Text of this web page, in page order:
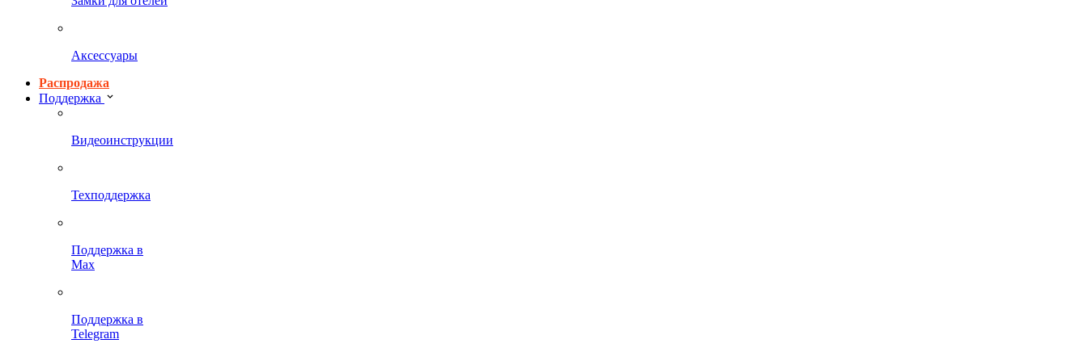
Аксессуары
Распродажа
Поддержка
Видеоинструкции
Техподдержка
Поддержка в
Max
Поддержка в
Telegram